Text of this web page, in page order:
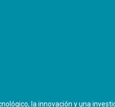
la innovación y una